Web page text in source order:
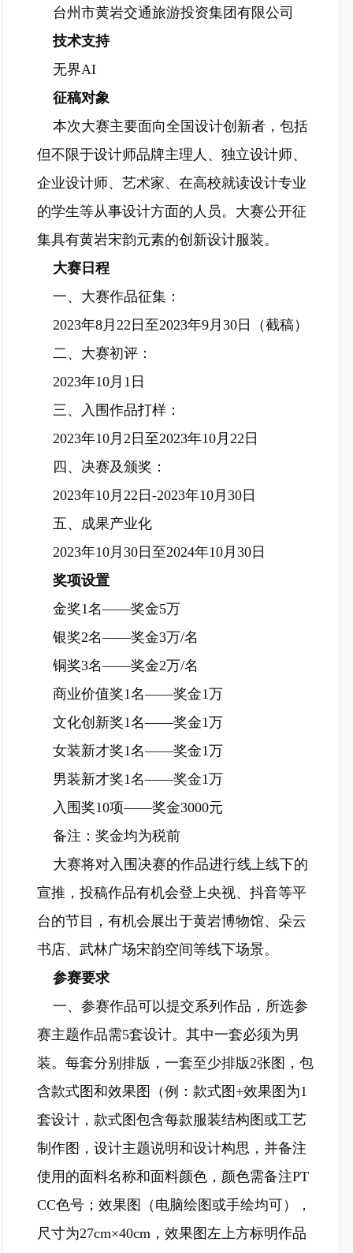
台州市黄岩交通旅游投资集团有限公司
技术支持
无界AI
征稿对象
本次大赛主要面向全国设计创新者，包括
但不限于设计师品牌主理人、独立设计师、
企业设计师、艺术家、在高校就读设计专业
的学生等从事设计方面的人员。大赛公开征
集具有黄岩宋韵元素的创新设计服装。
大赛日程
一、大赛作品征集：
2023年8月22日至2023年9月30日（截稿）
二、大赛初评：
2023年10月1日
三、入围作品打样：
2023年10月2日至2023年10月22日
四、决赛及颁奖：
2023年10月22日-2023年10月30日
五、成果产业化
2023年10月30日至2024年10月30日
奖项设置
金奖1名——奖金5万
银奖2名——奖金3万/名
铜奖3名——奖金2万/名
商业价值奖1名——奖金1万
文化创新奖1名——奖金1万
女装新才奖1名——奖金1万
男装新才奖1名——奖金1万
入围奖10项——奖金3000元
备注：奖金均为税前
大赛将对入围决赛的作品进行线上线下的
宣推，投稿作品有机会登上央视、抖音等平
台的节目，有机会展出于黄岩博物馆、朵云
书店、武林广场宋韵空间等线下场景。
参赛要求
一、参赛作品可以提交系列作品，所选参
赛主题作品需5套设计。其中一套必须为男
装。每套分别排版，一套至少排版2张图，包
含款式图和效果图（例：款式图+效果图为1
套设计，款式图包含每款服装结构图或工艺
制作图，设计主题说明和设计构思，并备注
使用的面料名称和面料颜色，颜色需备注PT
CC色号；效果图（电脑绘图或手绘均可），
尺寸为27cm×40cm，效果图左上方标明作品